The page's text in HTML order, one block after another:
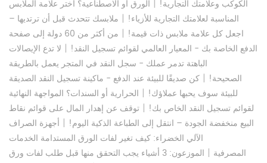
الكوكب وعلامتك التجارية! | الورق أو الاصطناعية؟ اختر علامة الملابس
المناسبة لعلامتك التجارية للأزياء! | ملابسك تتحدث قبل أن ترتديها –
اجعل كل علامة ملابس ذات قيمة! |
من أكثر من 60 دولة إلى صفحة
الدفع الخاصة بك - المعيار العالمي لقوائم تسجيل النقد! | لا تدع الإيصالات
الباهتة تدمر عملك - سجل النقد في المتجر يعمل بالطريقة
الصحيحة! | كن صديقًا للبيئة عند الدفع - ماكينة تسجيل النقد الصديقة
للبيئة سوف يحبها عملاؤك! | الحرارية أو السندات؟ المواجهة النهائية
لقوائم تسجيل النقد الخاص بك! | توقف عن إهدار المال على قوائم نقاط
البيع منخفضة الجودة – انتقل إلى الطباعة الذكية اليوم! | أجهزة الصراف
الآلي الخضراء: كيف تغير لفات الورق المستدامة الخدمات
المصرفية |
الموزعون: 3 أشياء يجب التحقق منها قبل طلب لفات ورق